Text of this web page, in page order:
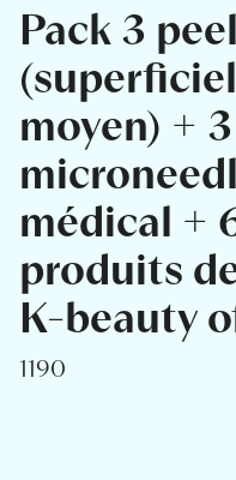
Pack 3
moyen) + 3
médical +
produits
K-beauty
1190